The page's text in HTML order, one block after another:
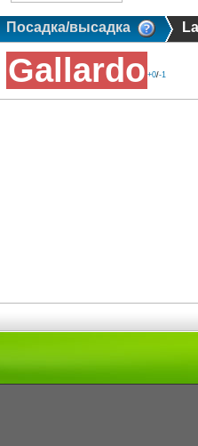
Посадка/высадка
Gallardo +0/-1